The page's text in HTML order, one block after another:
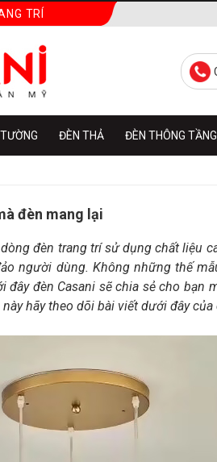
TRÍ
ĐÈN THẢ ĐÈN THÔNG
đèn mang lại
đèn trang trí sử dụng chất liệu
người dùng. Không những thế
đèn Casani sẽ chia sẻ cho bạn
hãy theo dõi bài viết dưới đây